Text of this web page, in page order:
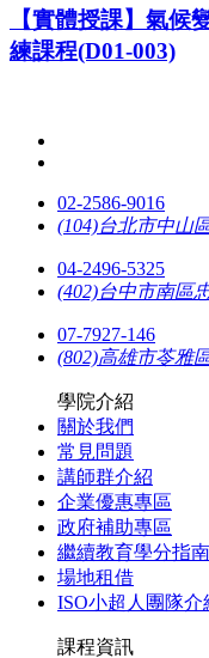
【實體授課】氣候
練課程(D01-003)
02-2586-9016
(104)台北市中山
04-2496-5325
(402)台中市南區
07-7927-146
(802)高雄市苓雅
學院介紹
關於我們
常見問題
講師群介紹
企業優惠專區
政府補助專區
繼續教育學分指南
場地租借
ISO小超人團隊介
課程資訊